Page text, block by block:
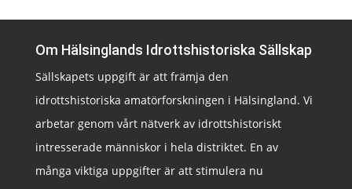
Om Hälsinglands Idrottshistoriska Sällskap
Sällskapets uppgift är att främja den
idrottshistoriska amatörforskningen i Hälsingland. Vi
arbetar genom vårt nätverk av idrottshistoriskt
intresserade människor i hela distriktet. En av
många viktiga uppgifter är att stimulera nu